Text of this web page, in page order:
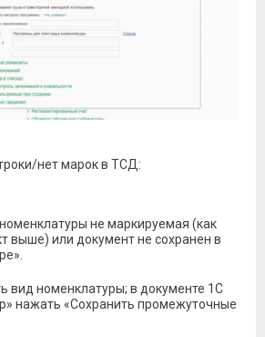
нет марок в ТСД:
не маркируемая (как
выше) или документ не сохранен в
вид номенклатуры; в документе 1С
нажать «Сохранить промежуточные